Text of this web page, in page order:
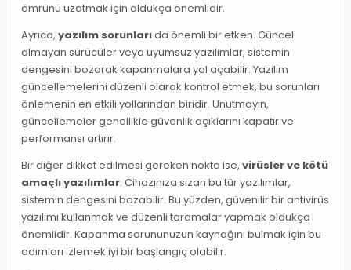
ömrünü uzatmak için oldukça önemlidir.
Ayrıca,yazılım sorunlarıda önemli bir etken. Güncel
olmayan sürücüler veya uyumsuz yazılımlar, sistemin
dengesini bozarak kapanmalara yol açabilir. Yazılım
güncellemelerini düzenli olarak kontrol etmek, bu sorunları
önlemenin en etkili yollarından biridir. Unutmayın,
güncellemeler genellikle güvenlik açıklarını kapatır ve
performansı artırır.
Bir diğer dikkat edilmesi gereken nokta ise,virüsler ve kötü
amaçlı yazılımlar. Cihazınıza sızan bu tür yazılımlar,
sistemin dengesini bozabilir. Bu yüzden, güvenilir bir antivirüs
yazılımı kullanmak ve düzenli taramalar yapmak oldukça
önemlidir. Kapanma sorununuzun kaynağını bulmak için bu
adımları izlemek iyi bir başlangıç olabilir.